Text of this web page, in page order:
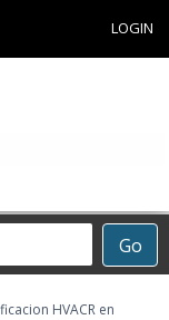
LOGIN
Go
HVACR en